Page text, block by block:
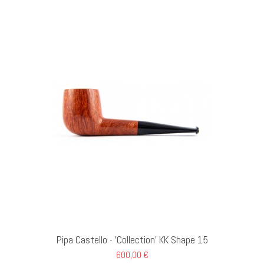
Pipa Castello - 'Collection' KK Shape 15
600,00 €